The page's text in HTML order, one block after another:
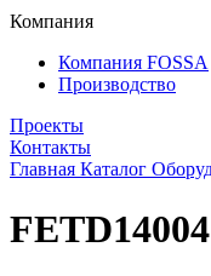
Компания
Компания FOSSA
Производство
Проекты
Контакты
Главная Каталог
FETD14004